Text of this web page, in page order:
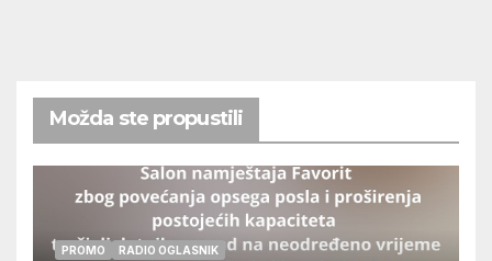
Možda ste propustili
PROMO RADIO OGLASNIK